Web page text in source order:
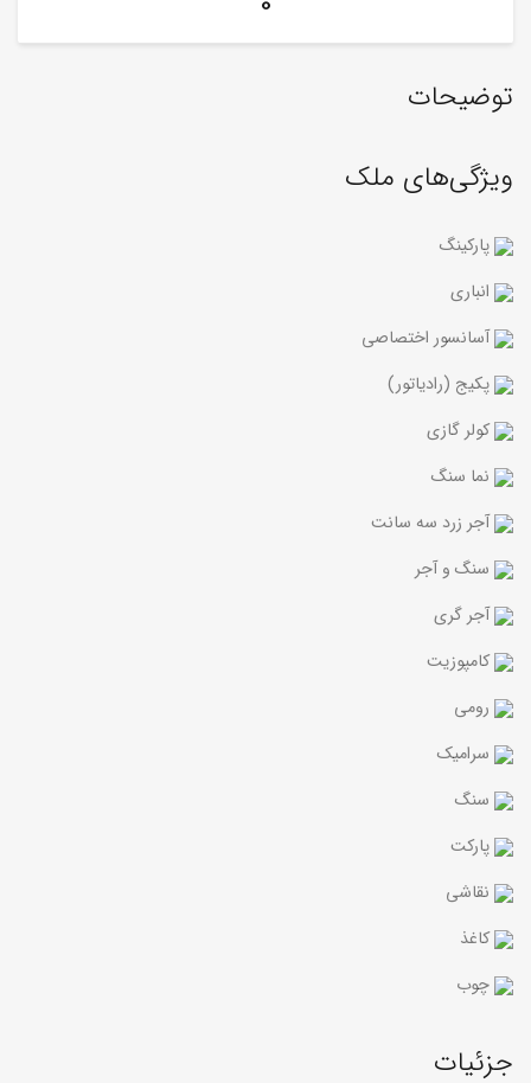
جزئیات
توضیحات
ویژگی‌های ملک
آسانسور اختصاصی
کولر گازی
آجر زرد سه سانت
آجر گری
کامپوزیت
کاغذ